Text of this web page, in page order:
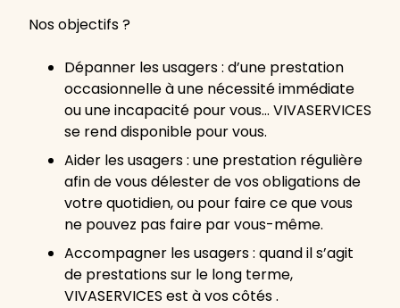
Nos objectifs ?
Dépanner les usagers : d’une prestation
occasionnelle à une nécessité immédiate
ou une incapacité pour vous… VIVASERVICES
se rend disponible pour vous.
Aider les usagers : une prestation régulière
afin de vous délester de vos obligations de
votre quotidien, ou pour faire ce que vous
ne pouvez pas faire par vous-même.
Accompagner les usagers : quand il s’agit
de prestations sur le long terme,
VIVASERVICES est à vos côtés .